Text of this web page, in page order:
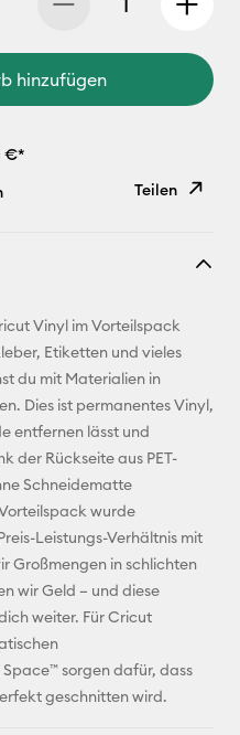
hinzufügen
€*
Teilen
E-Mail-
Adresse
Pinterest
Facebook
Vinyl im Vorteilspack
Etiketten und vieles
du mit Materialien in
Dies ist permanentes Vinyl,
entfernen lässt und
der Rückseite aus PET-
Schneidematte
wurde
Leistungs-Verhältnis mit
Großmengen in schlichten
wir Geld – und diese
weiter. Für Cricut
sorgen dafür, dass
geschnitten wird.